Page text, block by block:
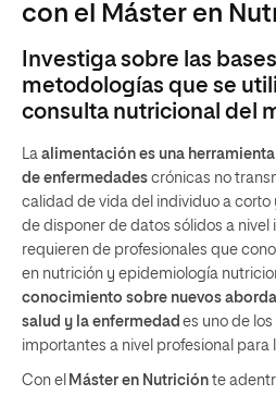
con el Máster en
Investiga sobre las
metodologías que se
consulta nutricional del
La alimentación es una
de enfermedades crónicas no
calidad de vida del individuo a corto
de disponer de datos sólidos a nivel
requieren de profesionales que
en nutrición y epidemiología
conocimiento sobre nuevos
salud y la enfermedad es uno de
importantes a nivel profesional para
Con el M áster en Nutrición te